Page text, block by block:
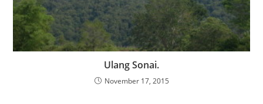
Ulang Sonai.
November 17, 2015